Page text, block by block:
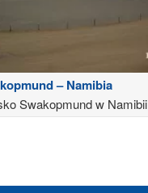
– Namibia
Swakopmund w Namibii